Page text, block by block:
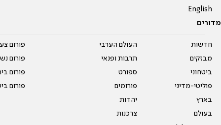
English
מדורים
חדשות
מבזקים
ביטחוני
פוליטי-מדיני
בארץ
בעולם
העולם הערבי
תרבות ופנאי
ספורט
פורומים
יהדות
צרכנות
פורום
פורום
פורום
פורום